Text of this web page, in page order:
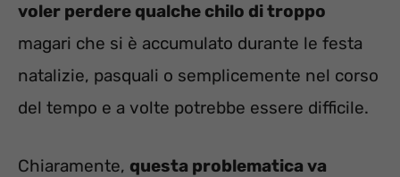
voler perdere qualche chilo di troppo
magari che si è accumulato durante le festa
natalizie, pasquali o semplicemente nel corso
del tempo e a volte potrebbe essere difficile.
Chiaramente, questa problematica va